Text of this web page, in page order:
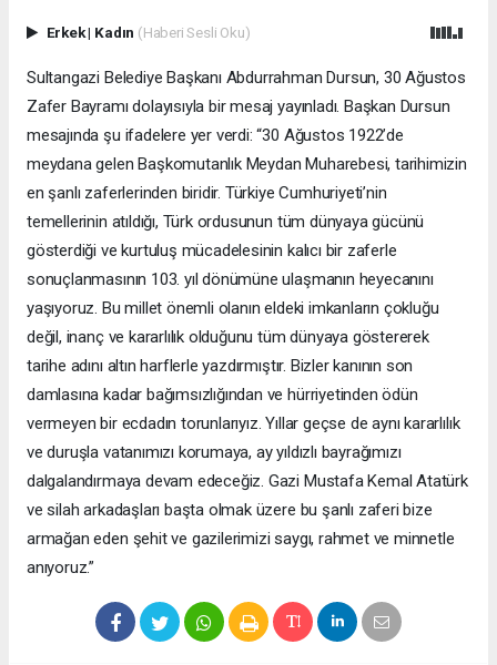
Erkek| Kadın (Haberi Sesli Oku)
Sultangazi Belediye Başkanı Abdurrahman Dursun, 30 Ağustos
Zafer Bayramı dolayısıyla bir mesaj yayınladı. Başkan Dursun
mesajında şu ifadelere yer verdi: “30 Ağustos 1922’de
meydana gelen Başkomutanlık Meydan Muharebesi, tarihimizin
en şanlı zaferlerinden biridir. Türkiye Cumhuriyeti’nin
temellerinin atıldığı, Türk ordusunun tüm dünyaya gücünü
gösterdiği ve kurtuluş mücadelesinin kalıcı bir zaferle
sonuçlanmasının 103. yıl dönümüne ulaşmanın heyecanını
yaşıyoruz. Bu millet önemli olanın eldeki imkanların çokluğu
değil, inanç ve kararlılık olduğunu tüm dünyaya göstererek
tarihe adını altın harflerle yazdırmıştır. Bizler kanının son
damlasına kadar bağımsızlığından ve hürriyetinden ödün
vermeyen bir ecdadın torunlarıyız. Yıllar geçse de aynı kararlılık
ve duruşla vatanımızı korumaya, ay yıldızlı bayrağımızı
dalgalandırmaya devam edeceğiz. Gazi Mustafa Kemal Atatürk
ve silah arkadaşları başta olmak üzere bu şanlı zaferi bize
armağan eden şehit ve gazilerimizi saygı, rahmet ve minnetle
anıyoruz.”